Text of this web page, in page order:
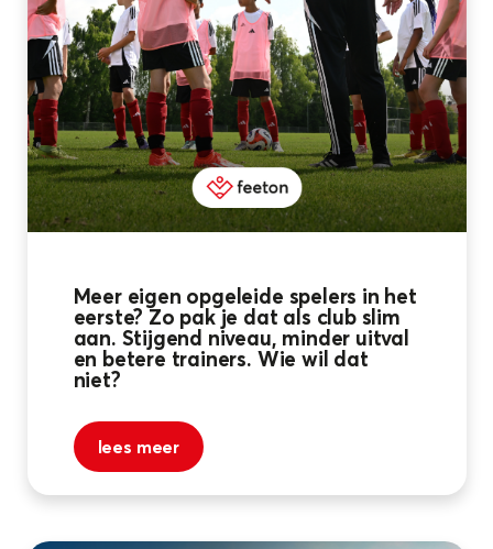
Meer eigen opgeleide spelers in het
eerste? Zo pak je dat als club slim
aan. Stijgend niveau, minder uitval
en betere trainers. Wie wil dat
niet?
lees meer